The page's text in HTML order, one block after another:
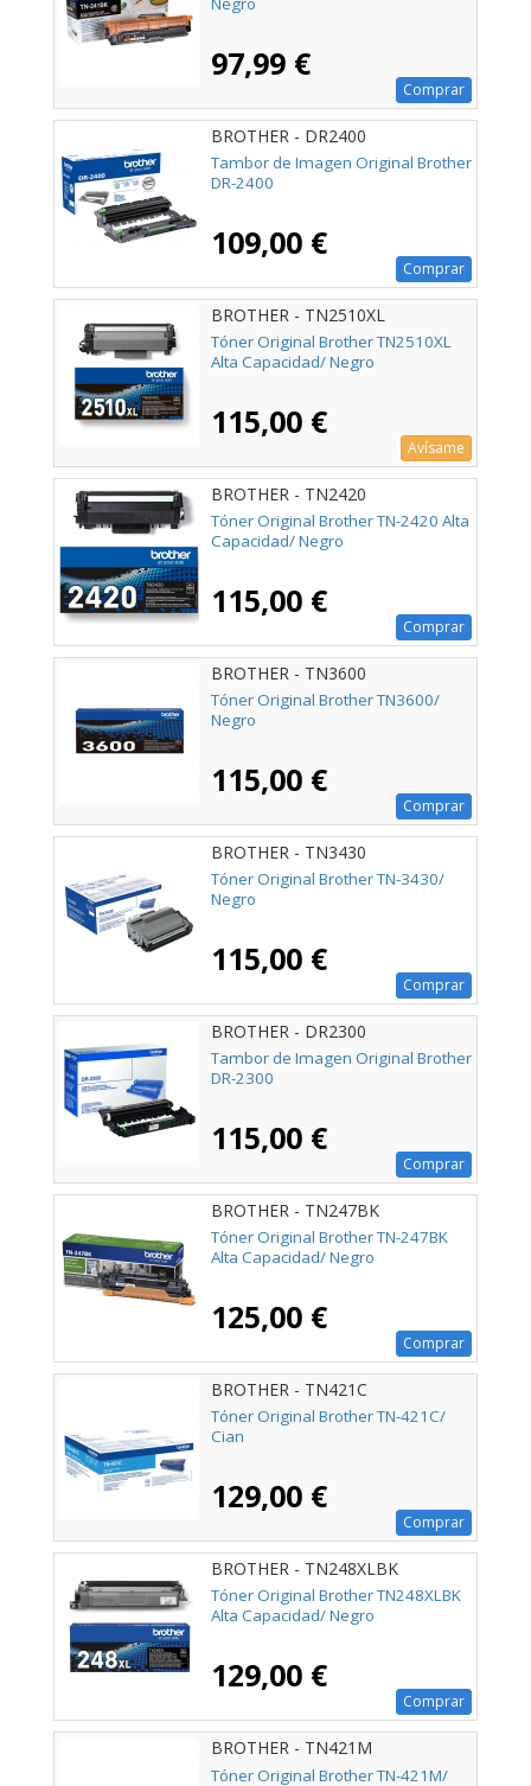
97,99 €
Comprar
BROTHER - DR2400
Tambor de Imagen Original Brother
DR-2400
109,00 €
Comprar
BROTHER - TN2510XL
Tóner Original Brother TN2510XL
Alta Capacidad/ Negro
115,00 €
Avísame
BROTHER - TN2420
Tóner Original Brother TN-2420 Alta
Capacidad/ Negro
115,00 €
Comprar
BROTHER - TN3600
Tóner Original Brother TN3600/
Negro
115,00 €
Comprar
BROTHER - TN3430
Tóner Original Brother TN-3430/
Negro
115,00 €
Comprar
BROTHER - DR2300
Tambor de Imagen Original Brother
DR-2300
115,00 €
Comprar
BROTHER - TN247BK
Tóner Original Brother TN-247BK
Alta Capacidad/ Negro
125,00 €
Comprar
BROTHER - TN421C
Tóner Original Brother TN-421C/
Cian
129,00 €
Comprar
BROTHER - TN248XLBK
Tóner Original Brother TN248XLBK
Alta Capacidad/ Negro
129,00 €
Comprar
BROTHER - TN421M
Tóner Original Brother TN-421M/